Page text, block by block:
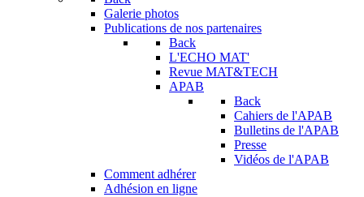
Galerie photos
Publications de nos partenaires
Back
L'ECHO MAT'
Revue MAT&TECH
APAB
Back
Cahiers de l'APAB
Bulletins de l'APAB
Presse
Vidéos de l'APAB
Comment adhérer
Adhésion en ligne